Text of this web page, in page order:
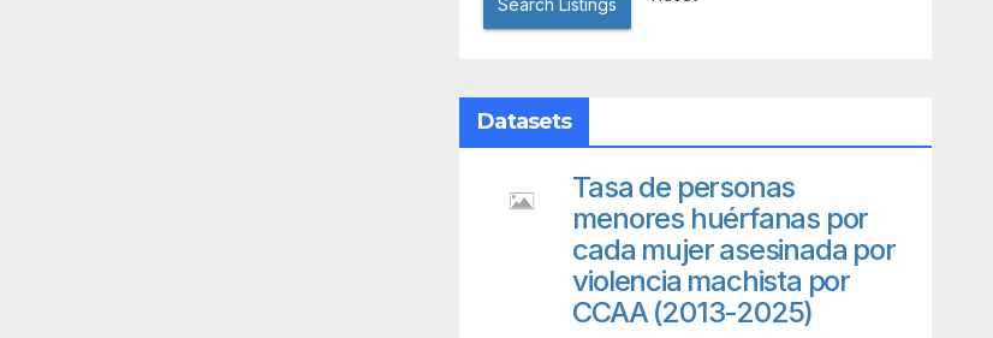
Search Listings
Datasets
Tasa de personas
menores huérfanas por
cada mujer asesinada por
violencia machista por
CCAA (2013-2025)